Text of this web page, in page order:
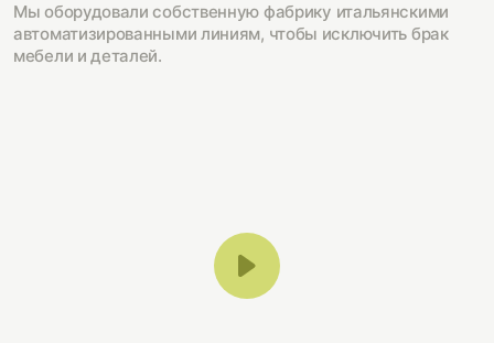
Мы оборудовали собственную фабрику итальянскими
автоматизированными линиям, чтобы исключить брак
мебели и деталей.